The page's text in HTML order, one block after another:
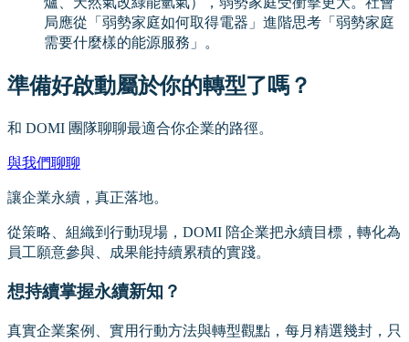
局應從「弱勢家庭如何取得電器」進階思考「弱勢家庭
需要什麼樣的能源服務」。
準備好啟動屬於你的轉型了嗎？
和 DOMI 團隊聊聊最適合你企業的路徑。
與我們聊聊
讓企業永續，真正落地。
從策略、組織到行動現場，DOMI 陪企業把永續目標，轉化為
員工願意參與、成果能持續累積的實踐。
想持續掌握永續新知？
真實企業案例、實用行動方法與轉型觀點，每月精選幾封，只